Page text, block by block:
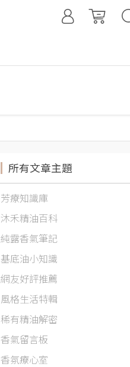
所有文章主題
芳療知識庫
沐禾精油百科
純露香氣筆記
基底油小知識
網友好評推薦
風格生活特輯
稀有精油解密
香氣留言板
香氛療心室